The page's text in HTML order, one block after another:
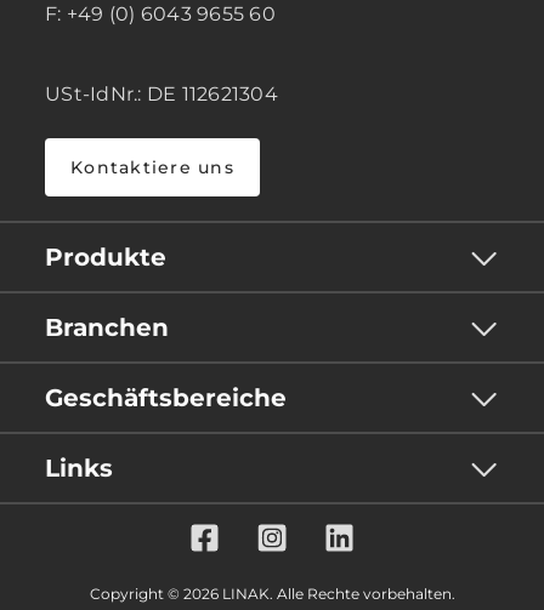
F: +49 (0) 6043 9655 60
USt-IdNr.: DE 112621304
Kontaktiere uns
Produkte
Branchen
Geschäftsbereiche
Links
Copyright © 2026 LINAK. Alle Rechte vorbehalten.